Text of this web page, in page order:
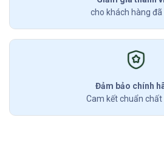
cho khách hàng đã
Đảm bảo chính
Cam kết chuẩn chất